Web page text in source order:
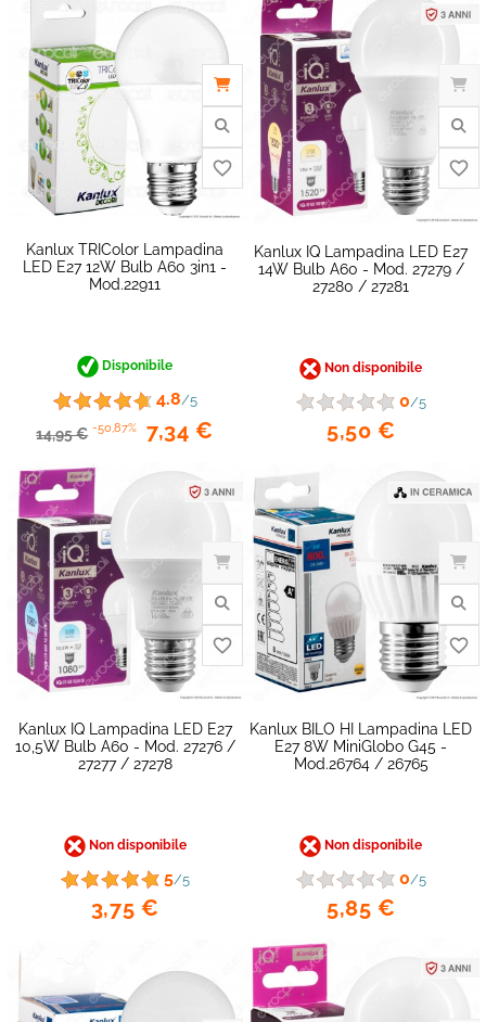
Kanlux TRIColor Lampadina
LED E27 12W Bulb A60 3in1 -
Mod.22911
Disponibile
4.8/5
14,95 € -50,87% 7,34 €
Kanlux IQ Lampadina LED E27
14W Bulb A60 - Mod. 27279 /
27280 / 27281
Non disponibile
0/5
5,50 €
Kanlux IQ Lampadina LED E27
10,5W Bulb A60 - Mod. 27276 /
27277 / 27278
Non disponibile
5/5
3,75 €
Kanlux BILO HI Lampadina LED
E27 8W MiniGlobo G45 -
Mod.26764 / 26765
Non disponibile
0/5
5,85 €